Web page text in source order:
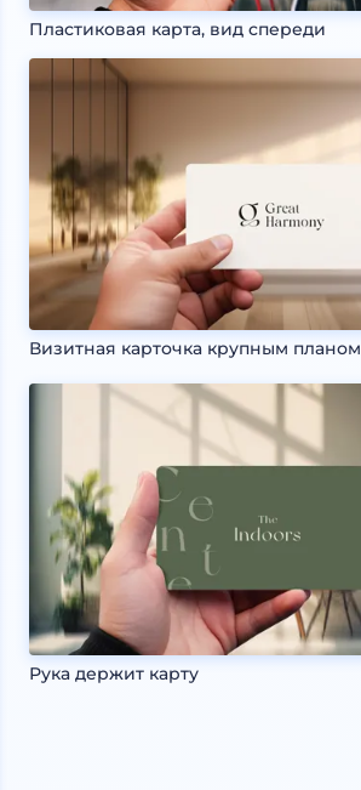
Пластиковая карта, вид спереди
Визитная карточка крупным планом
Рука держит карту